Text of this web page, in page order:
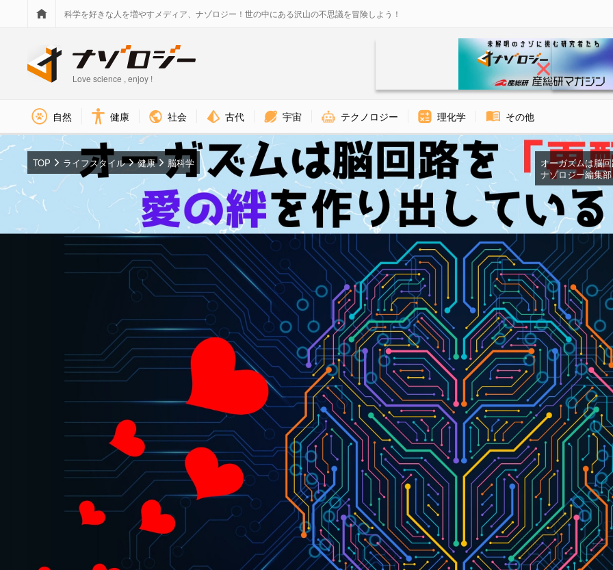
科学を好きな人を増やすメディア、ナゾロジー！世の中にある沢山の不思議を冒険しよう！
Love science , enjoy !
自然 健康 社会 古代 宇宙 テクノロジー 理化学 その他
オーガズムは脳
ナゾロジー編集部
TOP ライフスタイル 健康 脳科学